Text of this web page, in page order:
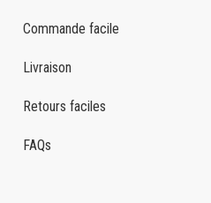
Commande facile
Livraison
Retours faciles
FAQs